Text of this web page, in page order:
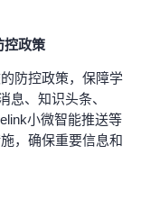
控政策
防控政策，保障学
息、知识头条、
小微智能推送等
，确保重要信息和